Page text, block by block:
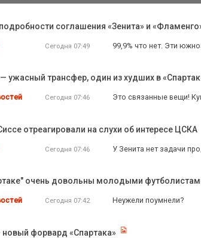
соглашения «Зенита» и
Сегодня 07:49 99,9% что нет. Эти
ужасный трансфер, один из худших в
Сегодня 07:46 Это связанные вещи!
отреагировали на слухи об интересе ЦСКА
Сегодня 07:46 У Зенита нет задачи
очень довольны молодыми
Сегодня 07:42 Неужели поумнели?
форвард «Спартака»